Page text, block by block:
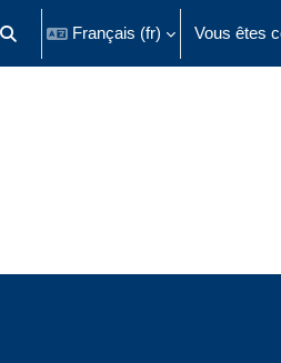
Activer/désactiver la saisie de
Français ‎(fr)‎ Vous êtes